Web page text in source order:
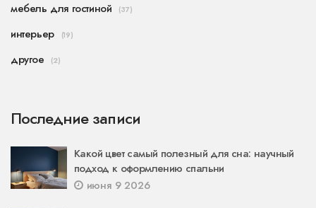
мебель для гостиной (37)
интерьер (19)
другое (2)
Последние записи
Какой цвет самый полезный для сна: научный
подход к оформлению спальни
июня 9 2026